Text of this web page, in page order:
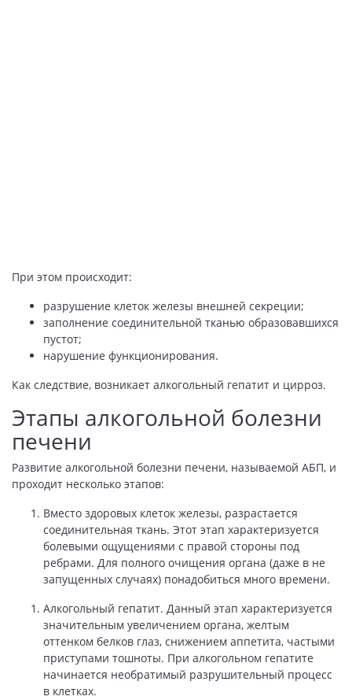
При этом происходит:
разрушение клеток железы внешней секреции;
заполнение соединительной тканью образовавшихся
пустот;
нарушение функционирования.
Как следствие, возникает алкогольный гепатит и цирроз.
Этапы алкогольной болезни
печени
Развитие алкогольной болезни печени, называемой АБП, и
проходит несколько этапов:
Вместо здоровых клеток железы, разрастается
соединительная ткань. Этот этап характеризуется
болевыми ощущениями с правой стороны под
ребрами. Для полного очищения органа (даже в не
запущенных случаях) понадобиться много времени.
Алкогольный гепатит. Данный этап характеризуется
значительным увеличением органа, желтым
оттенком белков глаз, снижением аппетита, частыми
приступами тошноты. При алкогольном гепатите
начинается необратимый разрушительный процесс
в клетках.